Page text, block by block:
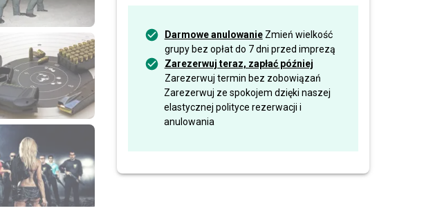
Darmowe anulowanieZmień wielkość
grupy bez opłat do 7 dni przed imprezą
Zarezerwuj teraz, zapłać później
Zarezerwuj termin bez zobowiązań
Zarezerwuj ze spokojem dzięki naszej
elastycznej polityce rezerwacji i
anulowania